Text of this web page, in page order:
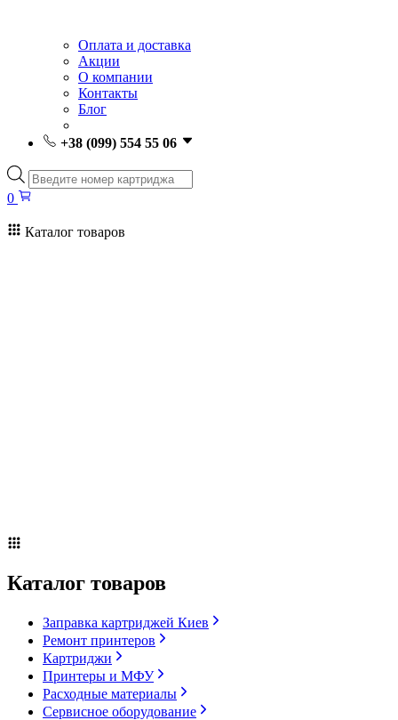
Оплата и доставка
Акции
О компании
Контакты
Блог
+38 (099) 554 55 06
Поиск
товаров
0
Каталог товаров
Каталог товаров
Заправка картриджей Киев
Ремонт принтеров
Картриджи
Принтеры и МФУ
Расходные материалы
Сервисное оборудование